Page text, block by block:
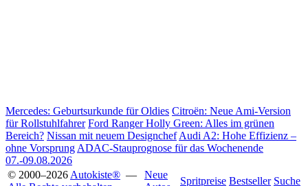
Mercedes: Geburtsurkunde für Oldies Citroën: Neue Ami-Version
für Rollstuhlfahrer Ford Ranger Holly Green: Alles im grünen
Bereich? Nissan mit neuem Designchef Audi A2: Hohe Effizienz –
ohne Vorsprung ADAC-Stauprognose für das Wochenende
07.-09.08.2026
© 2000–2026 Autokiste® —
Neue
Spritpreise Bestseller Suche